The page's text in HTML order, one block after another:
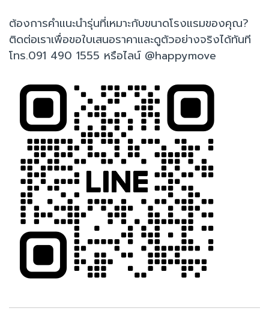
ต้องการคำแนะนำรุ่นที่เหมาะกับขนาดโรงแรมของคุณ?
ติดต่อเราเพื่อขอใบเสนอราคาและดูตัวอย่างจริงได้ทันที
โทร.091 490 1555 หรือไลน์ @happymove